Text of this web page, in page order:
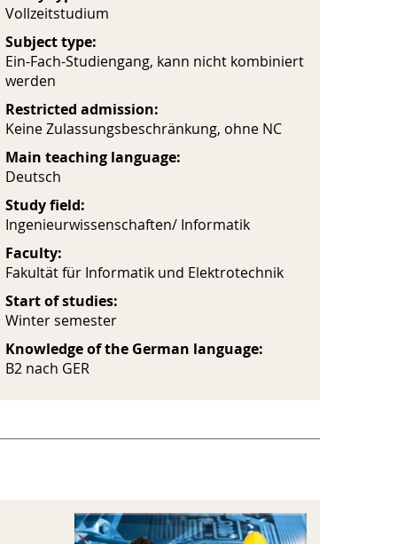
Vollzeitstudium
Subject type:
Ein-Fach-Studiengang, kann nicht kombiniert
werden
Restricted admission:
Keine Zulassungsbeschränkung, ohne NC
Main teaching language:
Deutsch
Study field:
Ingenieurwissenschaften/ Informatik
Faculty:
Fakultät für Informatik und Elektrotechnik
Start of studies:
Winter semester
Knowledge of the German language:
B2 nach GER